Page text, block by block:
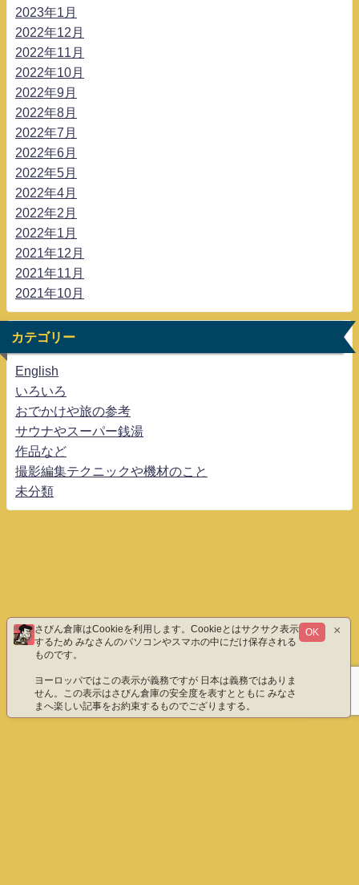
2023年1月
2022年12月
2022年11月
2022年10月
2022年9月
2022年8月
2022年7月
2022年6月
2022年5月
2022年4月
2022年2月
2022年1月
2021年12月
2021年11月
2021年10月
カテゴリー
English
いろいろ
おでかけや旅の参考
サウナやスーパー銭湯
作品など
撮影編集テクニックや機材のこと
未分類
さびん倉庫はCookieを利用します。Cookieとはサクサク表示
するため みなさんのパソコンやスマホの中にだけ保存される
ものです。
ヨーロッパではこの表示が義務ですが 日本は義務ではありま
せん。この表示はさびん倉庫の安全度を表すとともに みなさ
まへ楽しい記事をお約束するものでござりまする。
OK ×